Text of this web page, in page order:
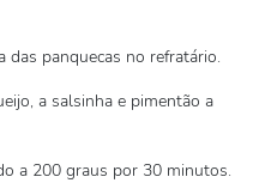
das panquecas no refratário.
a salsinha e pimentão a
a 200 graus por 30 minutos.